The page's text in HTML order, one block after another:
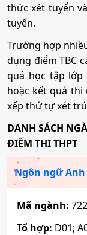
thức xét tuyển
tuyển.
Trường hợp
dụng điểm TBC
quả học tập lớp
hoặc kết quả thi
xếp thứ tự xét
DANH SÁCH
ĐIỂM THI THPT
Ngôn ngữ Anh
Mã ngành:
Tổ hợp: D01;